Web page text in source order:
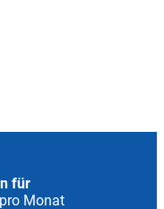
für
Monat